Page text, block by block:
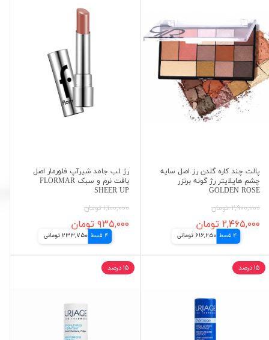
پالت چند کاره گلدن رز اصل سایه
چشم هایلایتر رژ گونه برنزر
GOLDEN ROSE
۲,۹۰۰,۰۰۰ تومان
۲,۴۶۵,۰۰۰ تومان
4 قسط 616,250 تومانی
رژ لب جامد شیرآپ فلورمار اصل
بافت نرم و سبک FLORMAR
SHEER UP
۱,۱۰۰,۰۰۰ تومان
۹۳۵,۰۰۰ تومان
4 قسط 233,750 تومانی
۱۵ درصد ۱۵ درصد